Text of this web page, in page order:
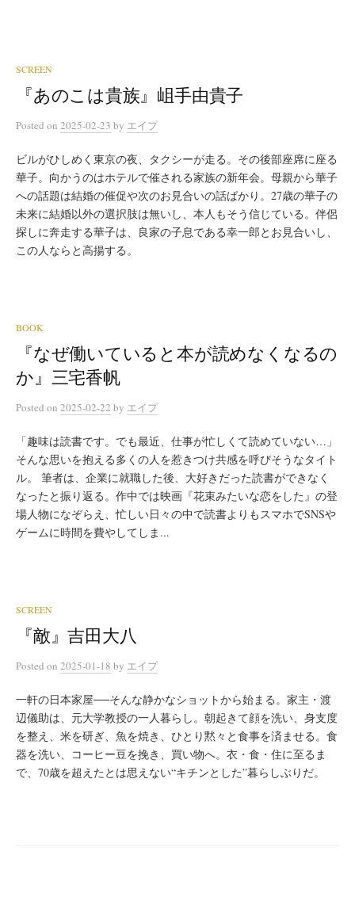
SCREEN
『あのこは貴族』岨手由貴子
Posted on 2025-02-23 by エイプ
ビルがひしめく東京の夜、タクシーが走る。その後部座席に座る
華子。向かうのはホテルで催される家族の新年会。母親から華子
への話題は結婚の催促や次のお見合いの話ばかり。27歳の華子の
未来に結婚以外の選択肢は無いし、本人もそう信じている。伴侶
探しに奔走する華子は、良家の子息である幸一郎とお見合いし、
この人ならと高揚する。
BOOK
『なぜ働いていると本が読めなくなるの
か』三宅香帆
Posted on 2025-02-22 by エイプ
「趣味は読書です。でも最近、仕事が忙しくて読めていない…」
そんな思いを抱える多くの人を惹きつけ共感を呼びそうなタイト
ル。 筆者は、企業に就職した後、大好きだった読書ができなく
なったと振り返る。作中では映画『花束みたいな恋をした』の登
場人物になぞらえ、忙しい日々の中で読書よりもスマホでSNSや
ゲームに時間を費やしてしま...
SCREEN
『敵』吉田大八
Posted on 2025-01-18 by エイプ
一軒の日本家屋──そんな静かなショットから始まる。家主・渡
辺儀助は、元大学教授の一人暮らし。朝起きて顔を洗い、身支度
を整え、米を研ぎ、魚を焼き、ひとり黙々と食事を済ませる。食
器を洗い、コーヒー豆を挽き、買い物へ。衣・食・住に至るま
で、70歳を超えたとは思えない“キチンとした”暮らしぶりだ。